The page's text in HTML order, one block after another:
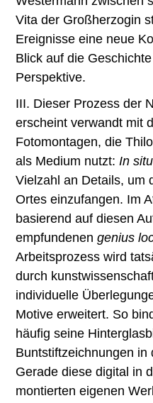
Vita der Großherzogin
Ereignisse eine neue
Blick auf die
Perspektive.
III. Dieser Prozess der
erscheint verwandt mit
Fotomontagen, die
als Medium nutzt: In situ
Vielzahl an Details, um
Ortes einzufangen. Im
basierend auf diesen
empfundenengenius
Arbeitsprozess wird
durch
individuelle
Motive erweitert. So
häufig seine
Buntstiftzeichnungen in
Gerade diese digital in
montierten eigenen